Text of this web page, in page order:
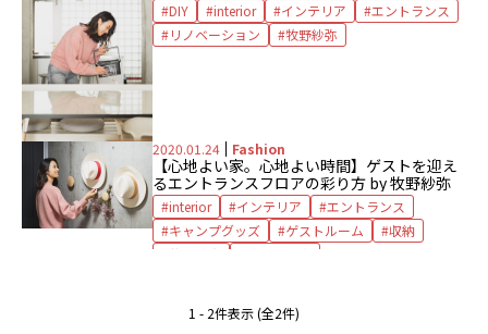
DIY interior インテリア
エントランス
リノベーション
牧野紗弥
2020.01.24 Fashion
【心地よい家。心地よい時間】ゲストを迎え
るエントランスフロアの彩り方 by 牧野紗弥
interior インテリア
エントランス
キャンプグッズ
ゲストルーム
収納
牧野紗弥
1 - 2件表示 (全2件)